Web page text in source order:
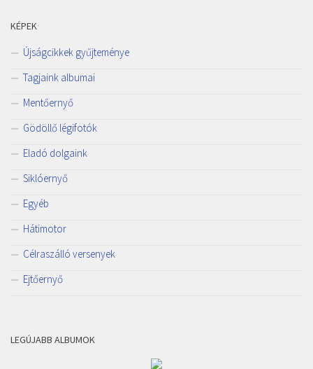
KÉPEK
Újságcikkek gyűjteménye
Tagjaink albumai
Mentőernyő
Gödöllő légifotók
Eladó dolgaink
Siklóernyő
Egyéb
Hátimotor
Célraszálló versenyek
Ejtőernyő
LEGÚJABB ALBUMOK